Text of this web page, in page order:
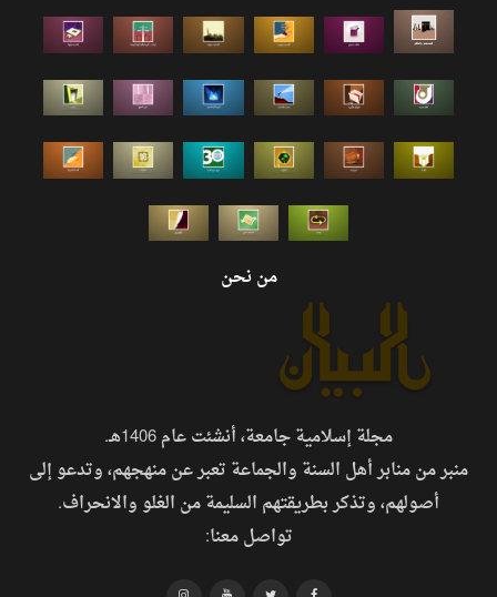
من نحن
مجلة إسلامية جامعة، أنشئت عام 1406هـ.
منبر من منابر أهل السنة والجماعة تعبر عن منهجهم، وتدعو إلى
أصولهم، وتذكر بطريقتهم السليمة من الغلو والانحراف.
تواصل معنا: